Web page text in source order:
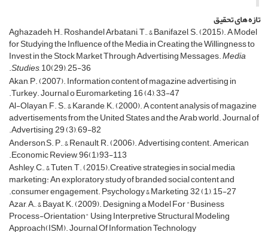
تازه های تحقیق
Aghazadeh, H., Roshandel Arbatani, T., & Banifazel, S. (2015). A Model
for Studying the Influence of the Media in Creating the Willingness to
Invest in the Stock Market Through Advertising Messages.Media
Studies, 10(29), 25-36.
Akan, P. (2007). Information content of magazine advertising in
Turkey. Journal o Euromarketing, 16 (4), 33-47.
Al-Olayan, F. S., & Karande, K. (2000). A content analysis of magazine
advertisements from the United States and the Arab world. Journal of
Advertising, 29 (3), 69-82.
Anderson,S. P., & Renault, R. (2006). Advertising content. American
Economic Review, 96(1),93-113.
Ashley, C., & Tuten, T. (2015).Creative strategies in social media
marketing: An exploratory study of branded social content and
consumer engagement. Psychology & Marketing, 32 (1), 15-27.
Azar, A., & Bayat, K. (2009). Designing a Model For "Business
Process-Orientation" Using Interpretive Structural Modeling
Approach(ISM). Journal Of Information Technology